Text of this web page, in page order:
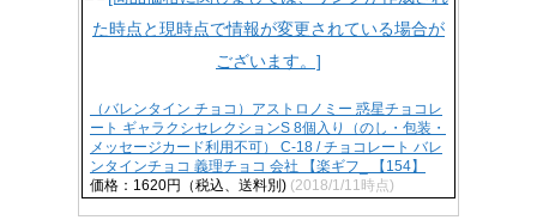
（バレンタイン チョコ）アストロノミー 惑星チョコレ
ート ギャラクシセレクションS 8個入り（のし・包装・
メッセージカード利用不可） C-18 / チョコレート バレ
ンタインチョコ 義理チョコ 会社 【楽ギフ_ 【154】
価格：1620円（税込、送料別) (2018/1/11時点)